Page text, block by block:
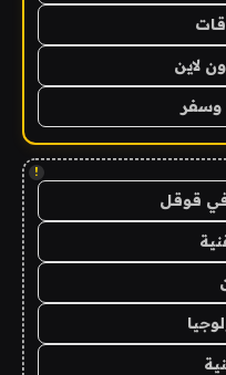
لاين
وسفر
!
قوقل